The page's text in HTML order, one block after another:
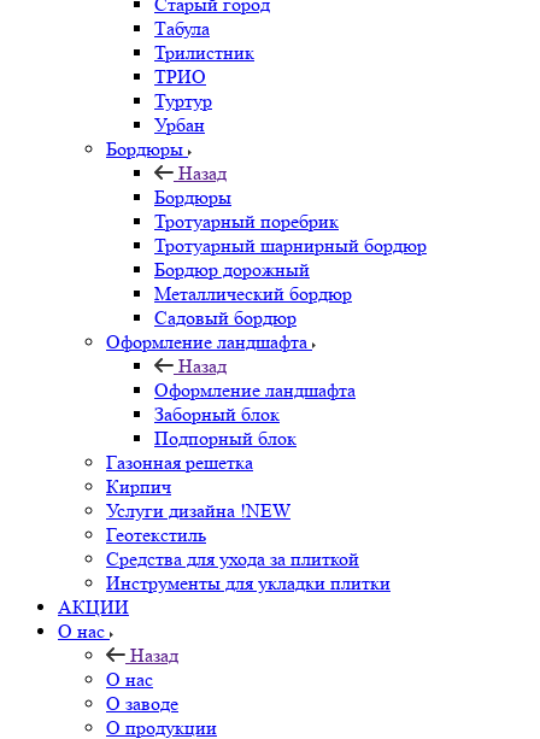
Табула
Трилистник
ТРИО
Туртур
Урбан
Бордюры
Назад
Бордюры
Тротуарный поребрик
Тротуарный шарнирный бордюр
Бордюр дорожный
Металлический бордюр
Садовый бордюр
Оформление ландшафта
Назад
Оформление ландшафта
Заборный блок
Подпорный блок
Газонная решетка
Кирпич
Услуги дизайна !NEW
Геотекстиль
Средства для ухода за плиткой
Инструменты для укладки плитки
АКЦИИ
О нас
Назад
О нас
О заводе
О продукции